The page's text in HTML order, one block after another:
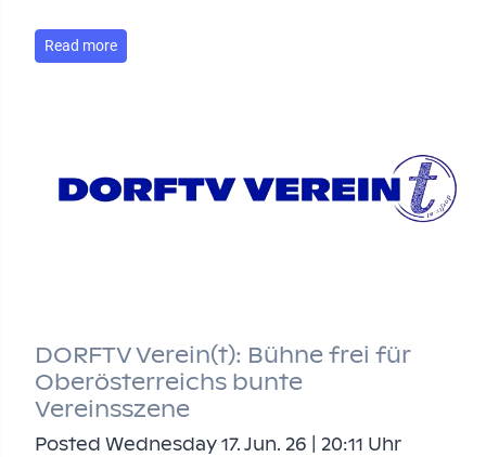
Read more
DORFTV Verein(t): Bühne frei für
Oberösterreichs bunte
Vereinsszene
Posted Wednesday 17. Jun. 26 | 20:11 Uhr